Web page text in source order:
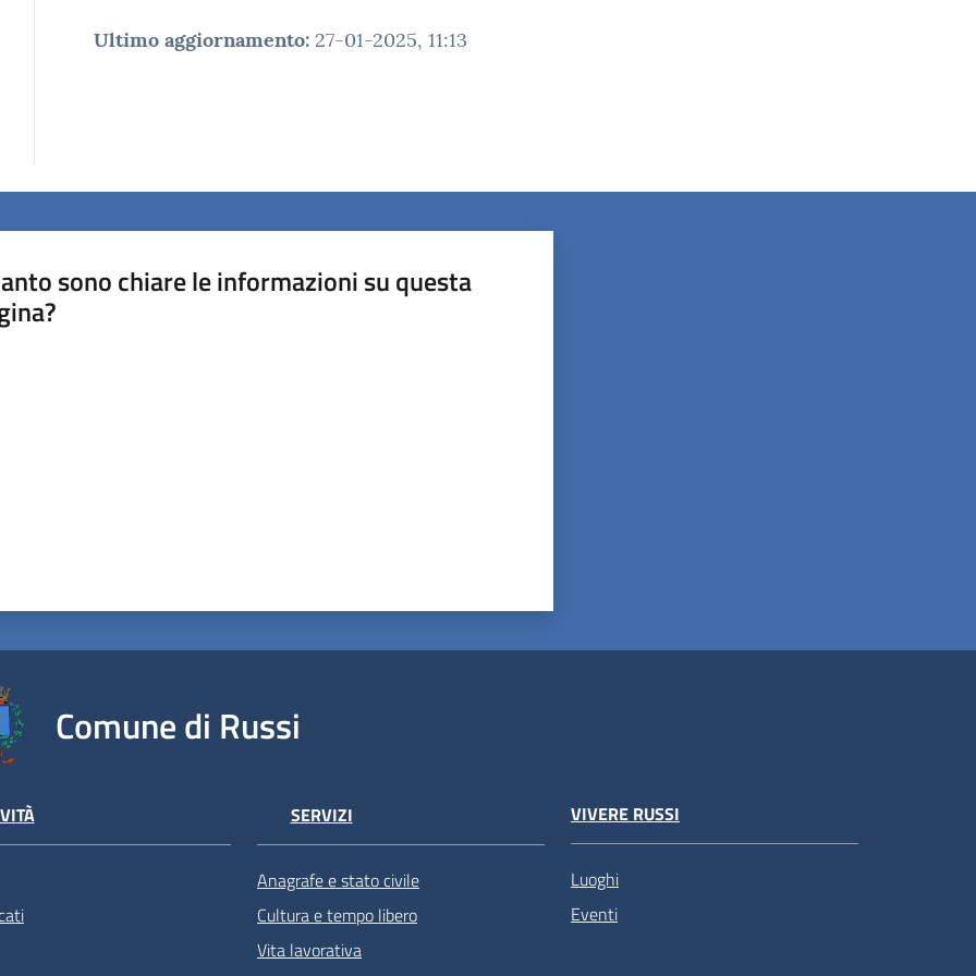
Ultimo aggiornamento: 27-01-2025, 11:13
sono chiare le informazioni su questa
Comune di Russi
SERVIZI
Anagrafe e stato civile
Cultura e tempo libero
Vita lavorativa
VIVERE RUSSI
Luoghi
Eventi